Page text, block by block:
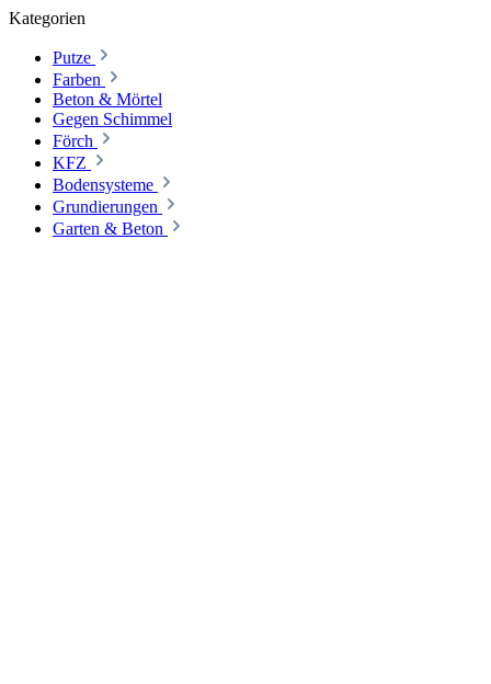
Kategorien
Putze
Farben
Beton & Mörtel
Gegen Schimmel
Förch
KFZ
Bodensysteme
Grundierungen
Garten & Beton